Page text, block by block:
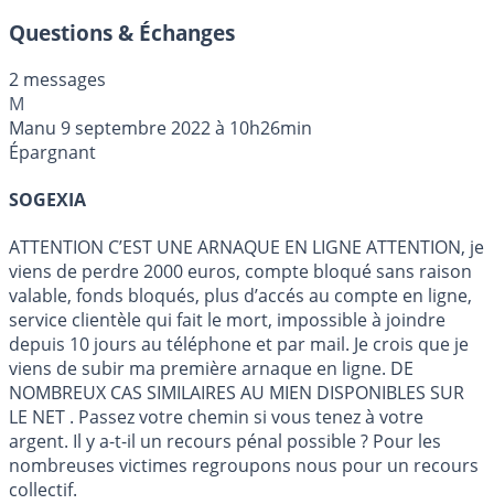
Questions & Échanges
2 messages
M
Manu 9 septembre 2022 à 10h26min
Épargnant
SOGEXIA
ATTENTION C’EST UNE ARNAQUE EN LIGNE ATTENTION, je
viens de perdre 2000 euros, compte bloqué sans raison
valable, fonds bloqués, plus d’accés au compte en ligne,
service clientèle qui fait le mort, impossible à joindre
depuis 10 jours au téléphone et par mail. Je crois que je
viens de subir ma première arnaque en ligne. DE
NOMBREUX CAS SIMILAIRES AU MIEN DISPONIBLES SUR
LE NET . Passez votre chemin si vous tenez à votre
argent. Il y a-t-il un recours pénal possible ? Pour les
nombreuses victimes regroupons nous pour un recours
collectif.